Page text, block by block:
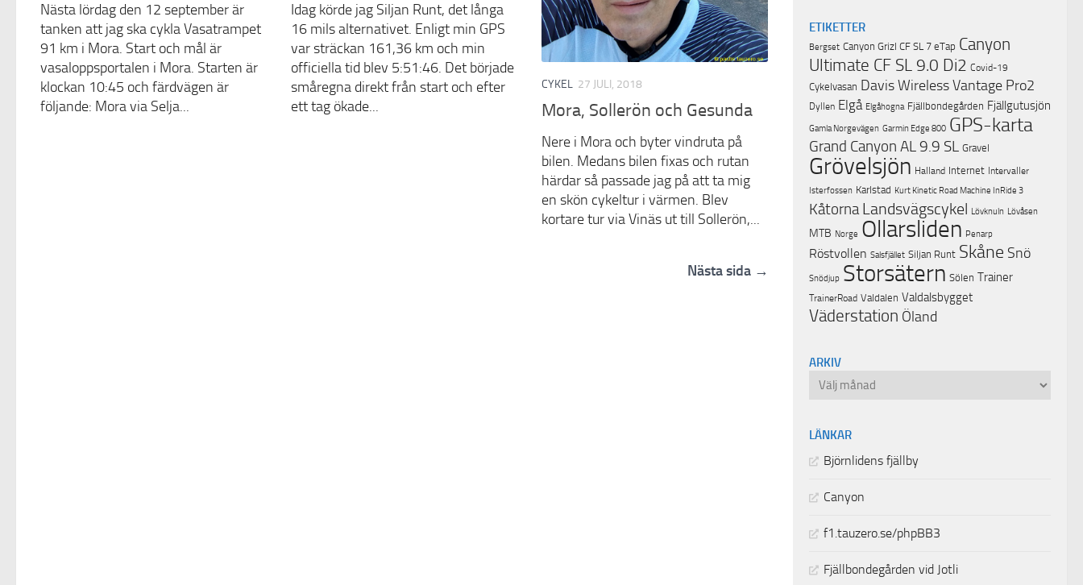
Nästa lördag den 12 september är
tanken att jag ska cykla Vasatrampet
91 km i Mora. Start och mål är
vasaloppsportalen i Mora. Starten är
klockan 10:45 och färdvägen är
följande: Mora via Selja...
Idag körde jag Siljan Runt, det långa
16 mils alternativet. Enligt min GPS
var sträckan 161,36 km och min
officiella tid blev 5:51:46. Det började
småregna direkt från start och efter
ett tag ökade...
CYKEL 27 JULI, 2018
Mora, Sollerön och Gesunda
Nere i Mora och byter vindruta på
bilen. Medans bilen fixas och rutan
härdar så passade jag på att ta mig
en skön cykeltur i värmen. Blev
kortare tur via Vinäs ut till Sollerön,...
Nästa sida →
ETIKETTER
Bergset Canyon Grizl CF SL 7 eTap Canyon
Ultimate CF SL 9.0 Di2 Covid-19
Cykelvasan Davis Wireless Vantage Pro2
Dyllen Elgå Elgåhogna Fjällbondegården Fjällgutusjön
Gamla Norgevägen Garmin Edge 800 GPS-karta
Grand Canyon AL 9.9 SL Gravel
Grövelsjön Halland Internet Intervaller
Isterfossen Karlstad Kurt Kinetic Road Machine InRide 3
Kåtorna Landsvägscykel Lövknuln Lövåsen
MTB Norge Ollarsliden Penarp
Röstvollen Salsfjället Siljan Runt Skåne Snö
Snödjup Storsätern Sölen Trainer
TrainerRoad Valdalen Valdalsbygget
Väderstation Öland
ARKIV
Arkiv
LÄNKAR
Björnlidens fjällby
Canyon
f1.tauzero.se/phpBB3
Fjällbondegården vid Jotli